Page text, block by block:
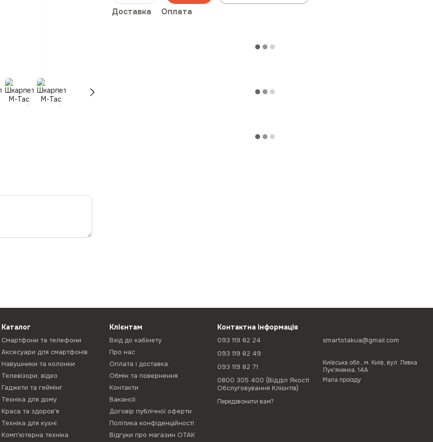
Доставка Оплата
Каталог
Смартфони та телефони
Аксесуари для смартфонів
Навушники та колонки
Телевізори, відео
Гаджети та геймінг
Техніка для дому
Краса та здоров'я
Техніка для кухні
Комп'ютерна техніка
Клієнтам
Вхід до кабінету
Про нас
Оплата і доставка
Обмін та повернення
Контакти
Вакансії
Договір публічної оферти
Політика конфіденційності
Відгуки про магазин ОТАК
Контактна інформація
093 119 82 24
093 119 82 49
093 119 82 71
0800 305 400 (Відділ Якості
Обслуговування Клієнтів)
Передзвонити вам?
smartotakua@gmail.com
Київська обл., м. Київ, вул. Левка
Лук'яненка, 14А
Мапа проїзду